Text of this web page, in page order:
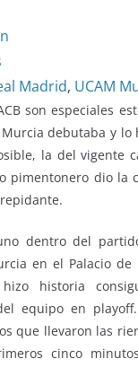
Madrid, UCAM
son especiales
debutaba y lo
la del vigente
pimentonero dio la
dentro del
en el Palacio de
historia
equipo en
que llevaron las
cinco